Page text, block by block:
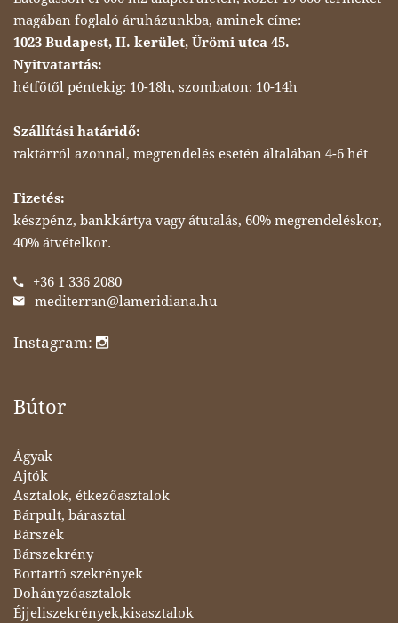
magában foglaló áruházunkba, aminek címe:
1023 Budapest, II. kerület, Ürömi utca 45.
Nyitvatartás:
hétfőtől péntekig: 10-18h, szombaton: 10-14h
Szállítási határidő:
raktárról azonnal, megrendelés esetén általában 4-6 hét
Fizetés:
készpénz, bankkártya vagy átutalás, 60% megrendeléskor,
40% átvételkor.
+36 1 336 2080
mediterran@lameridiana.hu
Instagram:
Bútor
Ágyak
Ajtók
Asztalok, étkezőasztalok
Bárpult, bárasztal
Bárszék
Bárszekrény
Bortartó szekrények
Dohányzóasztalok
Éjjeliszekrények,kisasztalok